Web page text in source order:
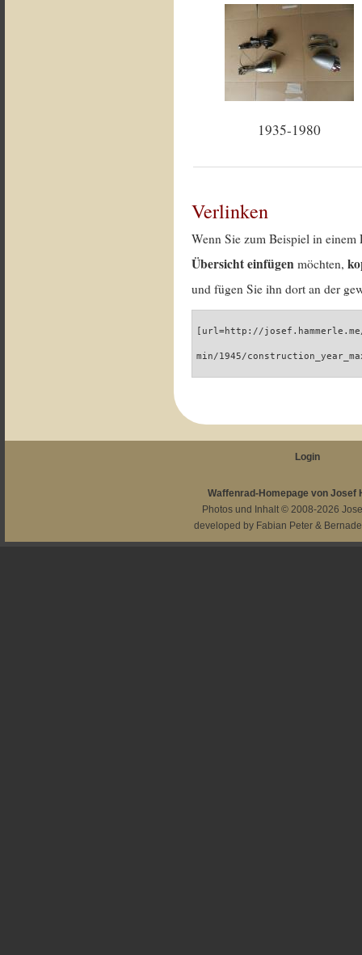
1935-1980
Verlinken
Wenn Sie zum Beispiel in
Übersicht einfügen möchten,
und fügen Sie ihn dort an der
[url=http://
min/1945/
Login
Waffenrad-Homepage von Josef
Photos und Inhalt © 2008-2026
developed by Fabian Peter &